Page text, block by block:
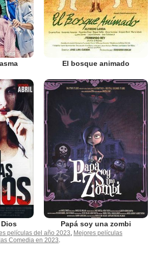
El bosque animado
Papá soy una zombi
películas del año 2023 Mejores películas
Comedia en 2023